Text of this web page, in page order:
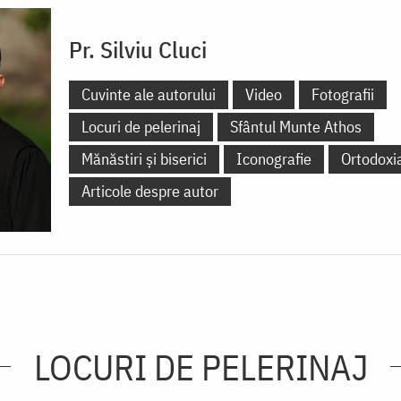
Pr. Silviu Cluci
Cuvinte ale autorului Video
Fotografii
Locuri de pelerinaj
Sfântul Munte Athos
Mănăstiri și biserici
Iconografie
Articole despre autor
LOCURI DE PELERINAJ